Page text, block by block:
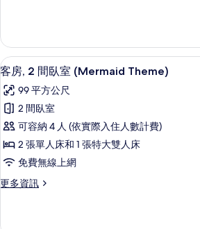
床,
海
景
的
所
有
相
片
1
張
特
雙
人
海
景
的
詳
情
顯
示
客
房,
2
間
臥
室
客房, 2
5
客房, 2 間臥室 (Mermaid Theme)
99 平方公尺
2 間臥室
可容納 4 人 (依實際入住人數計費)
2 張單人床和 1 張特大雙人床
免費無線上網
更多資訊
更